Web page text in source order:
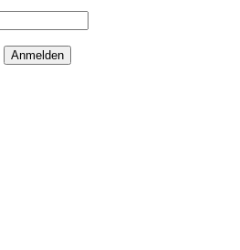
Anmelden